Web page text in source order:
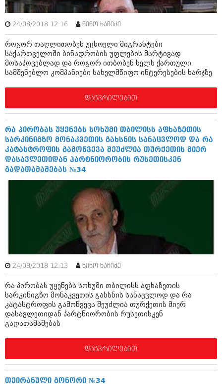
ინტერვიუები
ამბები
საზოგადოება
მოდი, ვილაპარაკოთ
მოდა + დიზაინი
მედიცინა
სპორტი
კადრს მიღმა
კულინარია
ავტორჩევები
ბიზნესსიახლეები
გვარები
თემიდას სასწორი
იუმორი
კალეიდოსკოპი
ჰოროსკოპი და შეუცნობელი
რომანი და დეტექტივი
სახალისო ამბები
მოდა + დიზაინი
რელიგია
მედიცინა
სპორტი
კულინარია
ავტორჩევები
ბელადები
ბიზნესსიახლეები
თემიდას სასწორი
კალეიდოსკოპი
ჰოროსკოპი და შეუცნობელი
კრიმინალი
რომანი და დეტექტივი
სახალისო ამბები
დაიჯესტი
ქალი და მამაკაცი
24/08/2018 12:16 ნინო ხაჩიძე
როგორ თაღლითობენ უცხოელი მიგრანტები
საქართველოში ბინადრობის უფლების მარტივად
მოსაპოვებლად და როგორ ითბობენ ხელს ქართული
სამშენებლო კომპანიები სახელმწიფო ინტერესების ხარჯზე
დაწვრილებით
რა პირობას უყენებს სოხუმი თბილისს აფხაზეთის
სარკინიგზო მონაკვეთის გახსნის სანაცვლოდ და რა
კატასტროფის გამოწვევა შეუძლია თურქეთის მიერ
დასავლეთიდან პარტნიორობის რუსეთისკენ
გადათამაშებას №34
24/08/2018 12:13 ნინო ხაჩიძე
რა პირობას უყენებს სოხუმი თბილისს აფხაზეთის
სარკინიგზო მონაკვეთის გახსნის სანაცვლოდ და რა
კატასტროფის გამოწვევა შეუძლია თურქეთის მიერ
დასავლეთიდან პარტნიორობის რუსეთისკენ
გადათამაშებას
დაწვრილებით
თეირანული გონორი №34